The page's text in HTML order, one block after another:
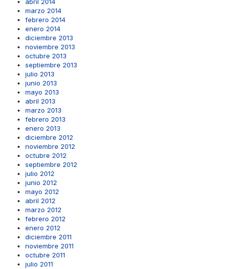
abril 2014
marzo 2014
febrero 2014
enero 2014
diciembre 2013
noviembre 2013
octubre 2013
septiembre 2013
julio 2013
junio 2013
mayo 2013
abril 2013
marzo 2013
febrero 2013
enero 2013
diciembre 2012
noviembre 2012
octubre 2012
septiembre 2012
julio 2012
junio 2012
mayo 2012
abril 2012
marzo 2012
febrero 2012
enero 2012
diciembre 2011
noviembre 2011
octubre 2011
julio 2011